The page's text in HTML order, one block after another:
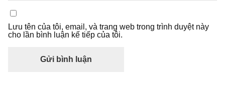
Lưu tên của tôi, email, và trang web trong trình duyệt này
cho lần bình luận kế tiếp của tôi.